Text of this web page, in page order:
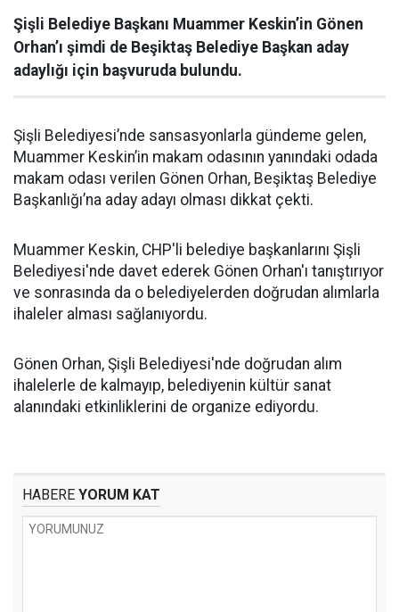
Şişli Belediye Başkanı Muammer Keskin’in Gönen
Orhan’ı şimdi de Beşiktaş Belediye Başkan aday
adaylığı için başvuruda bulundu.
Şişli Belediyesi’nde sansasyonlarla gündeme gelen,
Muammer Keskin’in makam odasının yanındaki odada
makam odası verilen Gönen Orhan, Beşiktaş Belediye
Başkanlığı’na aday adayı olması dikkat çekti.
Muammer Keskin, CHP'li belediye başkanlarını Şişli
Belediyesi'nde davet ederek Gönen Orhan'ı tanıştırıyor
ve sonrasında da o belediyelerden doğrudan alımlarla
ihaleler alması sağlanıyordu.
Gönen Orhan, Şişli Belediyesi'nde doğrudan alım
ihalelerle de kalmayıp, belediyenin kültür sanat
alanındaki etkinliklerini de organize ediyordu.
HABERE YORUM KAT